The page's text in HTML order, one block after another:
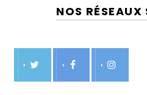
NOS
› › ›